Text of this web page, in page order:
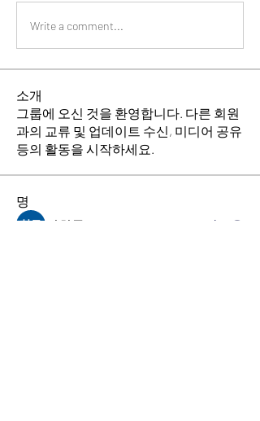
Write a comment...
소개
그룹에 오신 것을 환영합니다. 다른 회원
과의 교류 및 업데이트 수신, 미디어 공유
등의 활동을 시작하세요.
명
김희두
팔로우